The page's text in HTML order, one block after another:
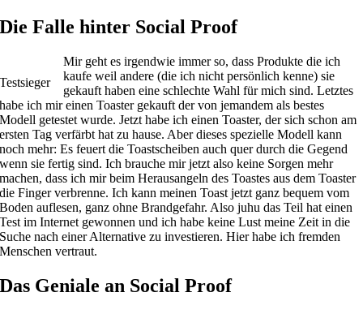
Die Falle hinter Social Proof
Testsieger
Mir geht es irgendwie immer so, dass Produkte die ich
kaufe weil andere (die ich nicht persönlich kenne) sie
gekauft haben eine schlechte Wahl für mich sind. Letztes
habe ich mir einen Toaster gekauft der von jemandem als bestes
Modell getestet wurde. Jetzt habe ich einen Toaster, der sich schon am
ersten Tag verfärbt hat zu hause. Aber dieses spezielle Modell kann
noch mehr: Es feuert die Toastscheiben auch quer durch die Gegend
wenn sie fertig sind. Ich brauche mir jetzt also keine Sorgen mehr
machen, dass ich mir beim Herausangeln des Toastes aus dem Toaster
die Finger verbrenne. Ich kann meinen Toast jetzt ganz bequem vom
Boden auflesen, ganz ohne Brandgefahr. Also juhu das Teil hat einen
Test im Internet gewonnen und ich habe keine Lust meine Zeit in die
Suche nach einer Alternative zu investieren. Hier habe ich fremden
Menschen vertraut.
Das Geniale an Social Proof